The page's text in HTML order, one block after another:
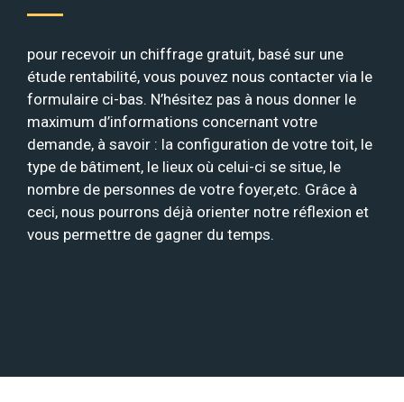
pour recevoir un chiffrage gratuit, basé sur une
étude rentabilité, vous pouvez nous contacter via le
formulaire ci-bas. N’hésitez pas à nous donner le
maximum d’informations concernant votre
demande, à savoir : la configuration de votre toit, le
type de bâtiment, le lieux où celui-ci se situe, le
nombre de personnes de votre foyer,etc. Grâce à
ceci, nous pourrons déjà orienter notre réflexion et
vous permettre de gagner du temps.